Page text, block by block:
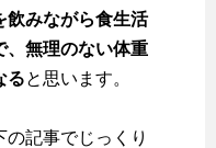
飲みながら食生活
、無理のない体重
ると思います。
記事でじっくり